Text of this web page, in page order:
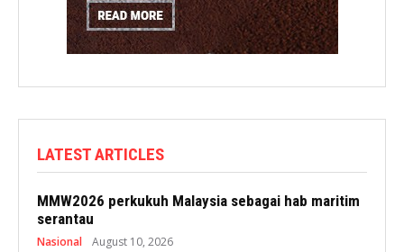
LATEST ARTICLES
MMW2026 perkukuh Malaysia sebagai hab maritim
serantau
Nasional August 10, 2026